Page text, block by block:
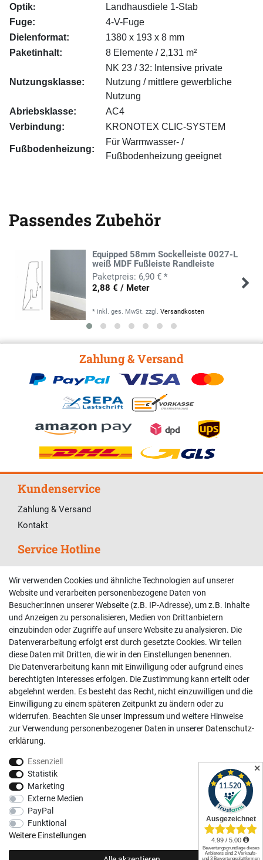
Optik:
Landhausdiele 1-Stab
Fuge:
4-V-Fuge
Dielenformat:
1380 x 193 x 8 mm
Paketinhalt:
8 Elemente / 2,131 m²
Nutzungsklasse:
NK 23 / 32: Intensive private
Nutzung / mittlere gewerbliche
Nutzung
Abriebsklasse:
AC4
Verbindung:
KRONOTEX CLIC-SYSTEM
Fußbodenheizung:
Für Warmwasser- /
Fußbodenheizung geeignet
Passendes Zubehör
Equipped 58mm Sockelleiste 0027-L
weiß MDF Fußleiste Randleiste
6,90 € *
2,88 € / Meter
* inkl. ges. MwSt. zzgl.Versandkosten
Zahlung & Versand
Kundenservice
Zahlung & Versand
Kontakt
Service Hotline
Telefonische Unterstützung und Beratung unter:
02381 9878909
Mo-Fr, 9:00 - 18:00 Uhr
Sa, 9:00 - 13:00 Uhr
Kundenkonto
Registrieren
Login
Hilfe
Informationen
Impressum
Datenschutzerklärung
AGB
Vertrag widerrufen
Social Media
✕
Wir verwenden Cookies und ähnliche Technologien auf unserer
Website und verarbeiten personenbezogene Daten von
Besucher:innen unserer Webseite (z.B. IP-Adresse), um z.B. Inhalte
und Anzeigen zu personalisieren, Medien von Drittanbietern
einzubinden oder Zugriffe auf unsere Website zu analysieren. Die
Datenverarbeitung erfolgt erst durch gesetzte Cookies. Wir teilen
diese Daten mit Dritten, die wir in den Einstellungen benennen.
Die Datenverarbeitung kann mit Einwilligung oder aufgrund eines
berechtigten Interesses erfolgen. Die Zustimmung kann erteilt oder
abgelehnt werden. Es besteht das Recht, nicht einzuwilligen und die
Einwilligung zu einem späteren Zeitpunkt zu ändern oder zu
widerrufen. Beachten Sie unser Impressum und weitere Hinweise
zur Verwendung personenbezogener Daten in unserer Daten­schutz­
erklärung.
Essenziell
Statistik
Marketing
Externe Medien
PayPal
Funktional
Weitere Einstellungen